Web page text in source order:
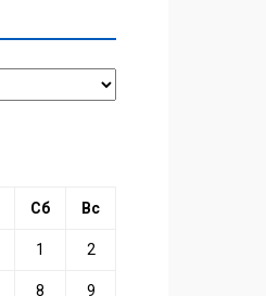
Сб Вс
1 2
8 9